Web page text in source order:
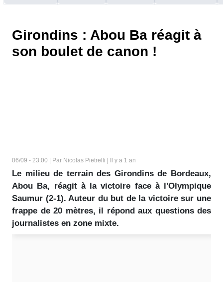
Girondins : Abou Ba réagit à
son boulet de canon !
06/09 - 23:00 | Par Nicolas Pietrelli | Il y a 1 an
Le milieu de terrain des Girondins de Bordeaux,
Abou Ba, réagit à la victoire face à l'Olympique
Saumur (2-1). Auteur du but de la victoire sur une
frappe de 20 mètres, il répond aux questions des
journalistes en zone mixte.